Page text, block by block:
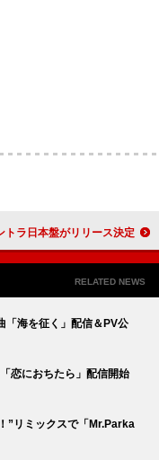
ィキッド 永遠の約束』サントラ日本盤がリリース決定
RELATED NEWS
「海を征く」配信＆PV公
恋におちたら」配信開始
”リミックスで「Mr.Parka